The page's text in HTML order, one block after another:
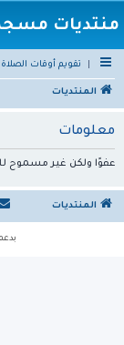
منتديات
تقويم أوقات الصلاة
المنتديات
معلومات
عفوًا ولكن غير مسموح
المنتديات